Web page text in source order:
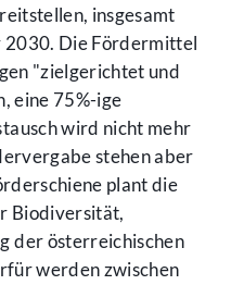
insgesamt
2030. Die Fördermittel
"zielgerichtet und
eine 75%-ige
wird nicht mehr
stehen aber
plant die
Biodiversität,
der österreichischen
werden zwischen